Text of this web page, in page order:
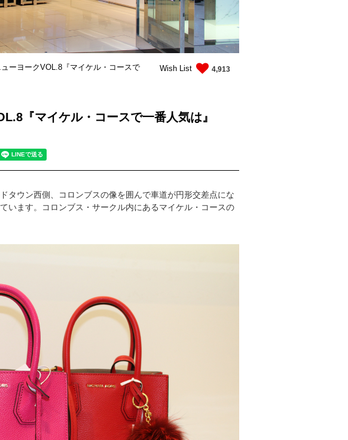
ーヨークVOL.8『マイケル・コースで
Wish List 4,913
『マイケル・コースで一番人気は』
タウン西側、コロンブスの像を囲んで車道が円形交差点にな
います。コロンブス・サークル内にあるマイケル・コースの